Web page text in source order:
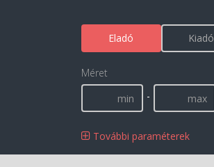
Eladó Kiadó
Méret
-
További paraméterek